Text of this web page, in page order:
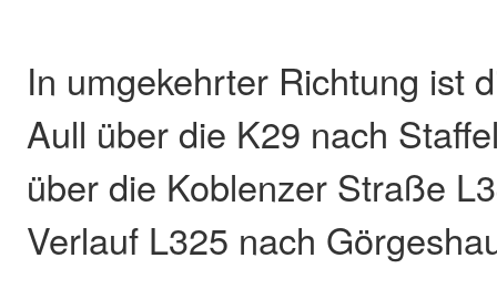
In umgekehrter Richtung ist
Aull über die K29 nach
über die Koblenzer Straße
Verlauf L325 nach